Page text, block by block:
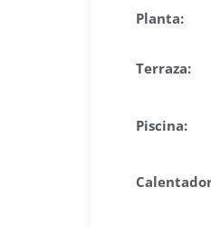
Planta:
Terraza:
Piscina: